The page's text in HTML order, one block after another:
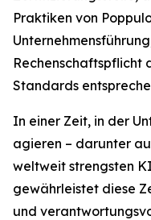
Praktiken von
Rechenschaftspflicht
Standards
In einer Zeit, in der
agieren – darunter
weltweit strengsten
gewährleistet diese
und